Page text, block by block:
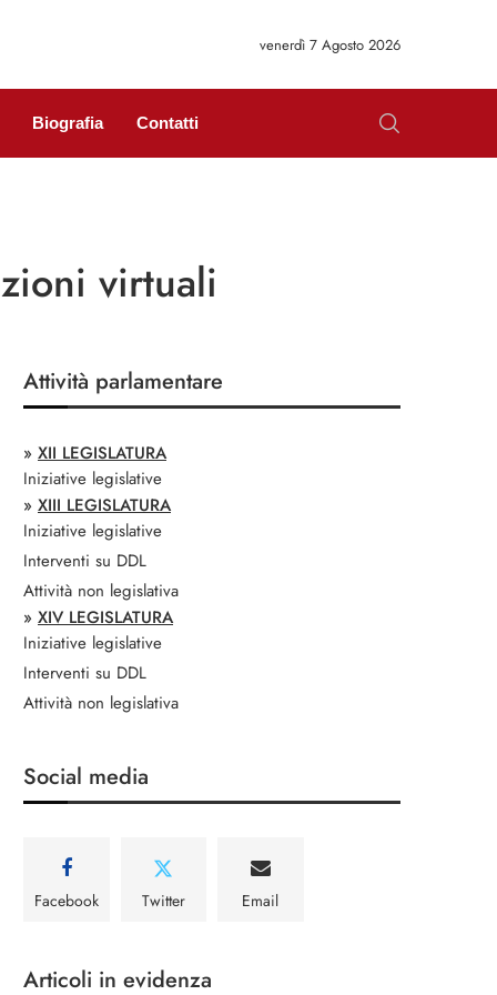
venerdì 7 Agosto 2026
Biografia Contatti
virtuali
Attività parlamentare
» XII LEGISLATURA
Iniziative legislative
» XIII LEGISLATURA
Iniziative legislative
Interventi su DDL
Attività non legislativa
» XIV LEGISLATURA
Iniziative legislative
Interventi su DDL
Attività non legislativa
Social media
Facebook Twitter Email
Articoli in evidenza